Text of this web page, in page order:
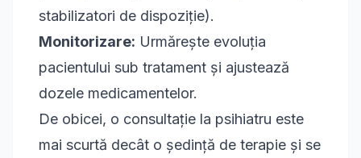
stabilizatori de dispoziție).
Monitorizare: Urmărește evoluția
pacientului sub tratament și ajustează
dozele medicamentelor.
De obicei, o consultație la psihiatru este
mai scurtă decât o ședință de terapie și se